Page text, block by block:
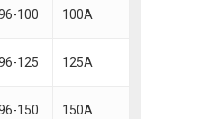
100 100A
125 125A
150 150A